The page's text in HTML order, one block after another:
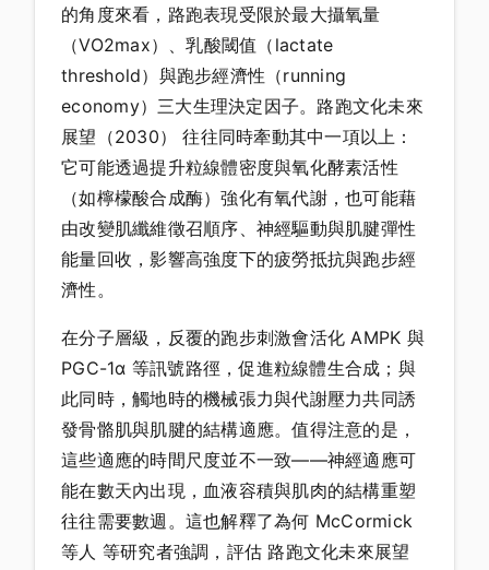
的角度來看，路跑表現受限於最大攝氧量
（VO2max）、乳酸閾值（lactate
threshold）與跑步經濟性（running
economy）三大生理決定因子。路跑文化未來
展望（2030） 往往同時牽動其中一項以上：
它可能透過提升粒線體密度與氧化酵素活性
（如檸檬酸合成酶）強化有氧代謝，也可能藉
由改變肌纖維徵召順序、神經驅動與肌腱彈性
能量回收，影響高強度下的疲勞抵抗與跑步經
濟性。
在分子層級，反覆的跑步刺激會活化 AMPK 與
PGC-1α 等訊號路徑，促進粒線體生合成；與
此同時，觸地時的機械張力與代謝壓力共同誘
發骨骼肌與肌腱的結構適應。值得注意的是，
這些適應的時間尺度並不一致——神經適應可
能在數天內出現，血液容積與肌肉的結構重塑
往往需要數週。這也解釋了為何 McCormick
等人 等研究者強調，評估 路跑文化未來展望